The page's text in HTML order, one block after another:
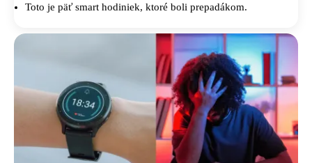
Toto je päť smart hodiniek, ktoré boli prepadákom.